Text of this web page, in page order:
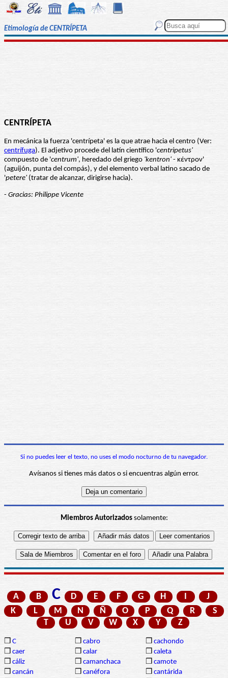
Etimología de CENTRÍPETA
CENTRÍPETA
En mecánica la fuerza 'centrípeta' es la que atrae hacia el centro (Ver:
centrífuga). El adjetivo procede del latín científico 'centripetus'
compuesto de 'centrum', heredado del griego 'kentron' - κέντρον'
(aguijón, punta del compás), y del elemento verbal latino sacado de
'petere' (tratar de alcanzar, dirigirse hacia).
- Gracias: Philippe Vicente
Si no puedes leer el texto, no uses el modo nocturno de tu navegador.
Avísanos si tienes más datos o si encuentras algún error.
Miembros Autorizadossolamente:
A B C D E F G H I
J
K
L M N Ñ O P Q R
S
T
U V W X Y Z
❒ C ❒ cabro ❒ cachondo
❒ caer ❒ calar ❒ caleta
❒ cáliz ❒ camanchaca ❒ camote
❒ cancán ❒ canéfora ❒ cantárida